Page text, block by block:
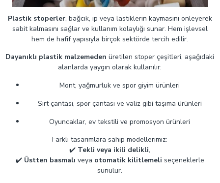
Plastik stoperler, bağcık, ip veya lastiklerin kaymasını önleyerek
sabit kalmasını sağlar ve kullanım kolaylığı sunar. Hem işlevsel
hem de hafif yapısıyla birçok sektörde tercih edilir.
Dayanıklı plastik malzemeden üretilen stoper çeşitleri, aşağıdaki
alanlarda yaygın olarak kullanılır:
Mont, yağmurluk ve spor giyim ürünleri
Sırt çantası, spor çantası ve valiz gibi taşıma ürünleri
Oyuncaklar, ev tekstili ve promosyon ürünleri
Farklı tasarımlara sahip modellerimiz:
✔️ Tekli veya ikili delikli,
✔️ Üstten basmalı veya otomatik kilitlemeli seçeneklerle
sunulur.